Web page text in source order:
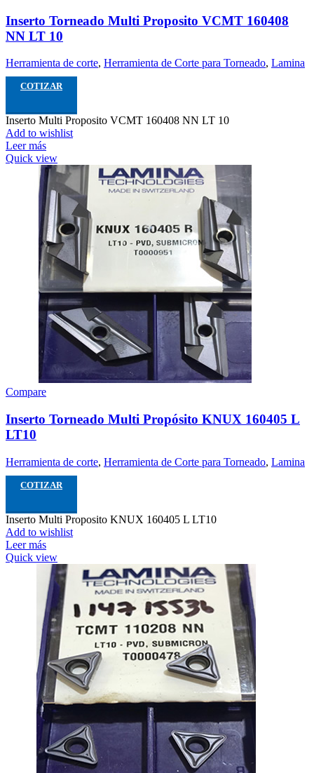
Inserto Torneado Multi Proposito VCMT 160408
NN LT 10
Herramienta de corte, Herramienta de Corte para Torneado, Lamina
COTIZAR
Inserto Multi Proposito VCMT 160408 NN LT 10
Add to wishlist
Leer más
Quick view
Compare
Inserto Torneado Multi Propósito KNUX 160405 L
LT10
Herramienta de corte, Herramienta de Corte para Torneado, Lamina
COTIZAR
Inserto Multi Proposito KNUX 160405 L LT10
Add to wishlist
Leer más
Quick view